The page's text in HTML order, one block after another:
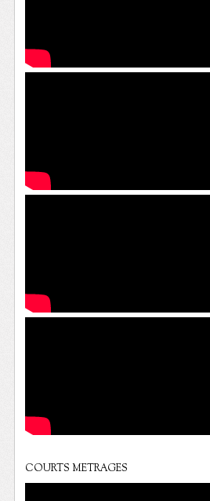
COURTS METRAGES